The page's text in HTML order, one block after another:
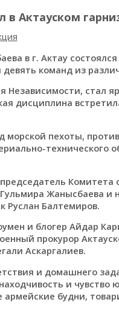
Актауском
в г. Актау
команд из
Независимости, стал
дисциплина
морской пехоты,
технического
Комитета
Жанысбаева
Руслан Балтемиров.
и блогер Айдар
прокурор
Аскаргалиев.
и домашнего
и чувство
будни,